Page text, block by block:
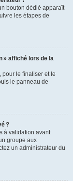
bouton dédié apparaît
les étapes de
» affiché lors de la
pour le finaliser et le
le panneau de
?
à validation avant
groupe aux
un administrateur du